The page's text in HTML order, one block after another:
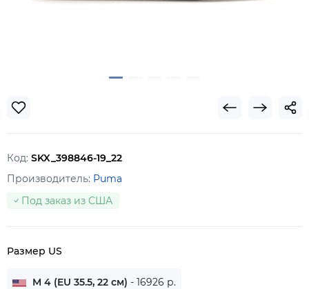
Код: SKX_398846-19_22
Производитель: Puma
Под заказ из США
Размер US
M 4 (EU 35.5, 22 см) - 16926 р.